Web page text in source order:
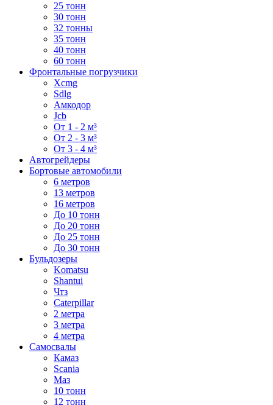
25 тонн
30 тонн
32 тонны
35 тонн
40 тонн
60 тонн
Фронтальные погрузчики
Xcmg
Sdlg
Амкодор
Jcb
От 1 - 2 м³
От 2 - 3 м³
От 3 - 4 м³
Автогрейдеры
Бортовые автомобили
6 метров
13 метров
16 метров
До 10 тонн
До 20 тонн
До 25 тонн
До 30 тонн
Бульдозеры
Komatsu
Shantui
Чтз
Caterpillar
2 метра
3 метра
4 метра
Самосвалы
Камаз
Scania
Маз
10 тонн
12 тонн